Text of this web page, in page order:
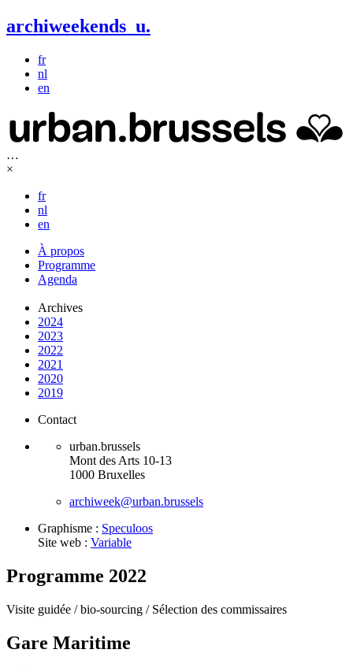
archiweekends u.
fr
nl
en
…
×
fr
nl
en
À propos
Programme
Agenda
Archives
2024
2023
2022
2021
2020
2019
Contact
urban.brussels
Mont des Arts 10-13
1000 Bruxelles
archiweek@urban.brussels
Graphisme : Speculoos
Site web : Variable
Programme 2022
Visite guidée /bio-sourcing / Sélection des commissaires
Gare Maritime